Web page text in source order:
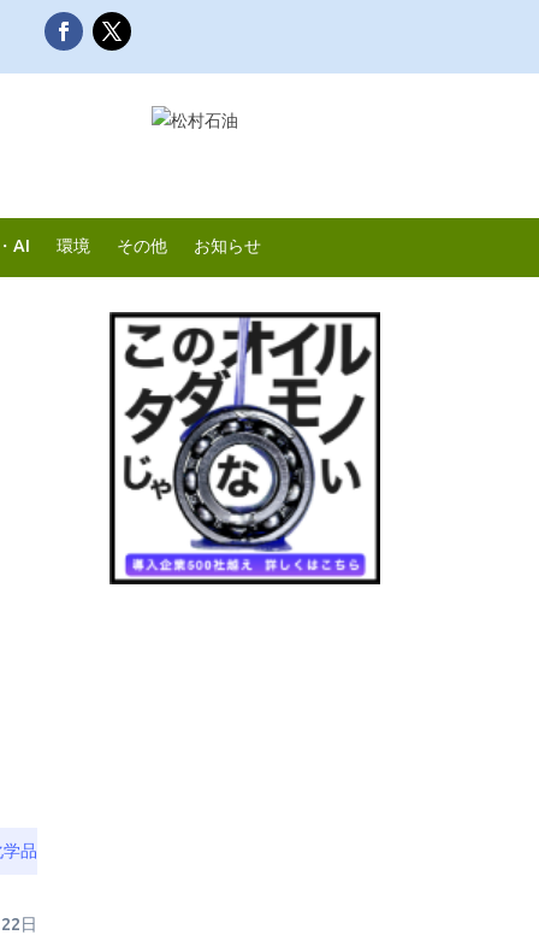
AI 環境 その他 お知らせ
品
日